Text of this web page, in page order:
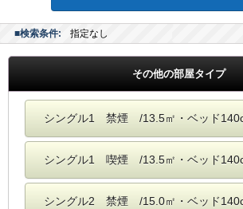
■検索条件: 指定なし
その他の部屋タイプ
シングル1 禁煙 /13.5㎡・ベッド
シングル1 喫煙 /13.5㎡・ベッド
シングル2 禁煙 /15.0㎡・ベッド